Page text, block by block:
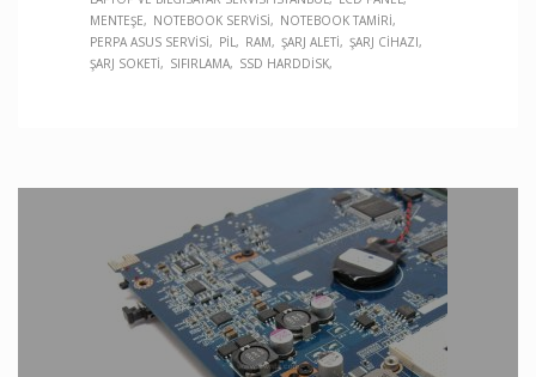
MENTEŞE
NOTEBOOK SERVISI
NOTEBOOK TAMIRI
PERPA ASUS SERVISI
PIL RAM ŞARJ ALETI
ŞARJ CIHAZI
ŞARJ SOKETI
SIFIRLAMA SSD HARDDISK